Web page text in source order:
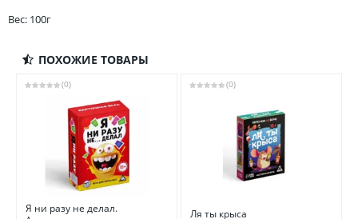
Вес: 100г
ПОХОЖИЕ ТОВАРЫ
(0)
Я ни разу не делал.
(0)
Ля ты крыса